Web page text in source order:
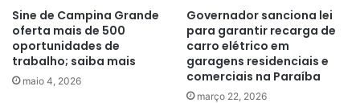
Sine de Campina Grande
oferta mais de 500
oportunidades de
trabalho; saiba mais
maio 4, 2026
Governador sanciona lei
para garantir recarga de
carro elétrico em
garagens residenciais e
comerciais na Paraíba
março 22, 2026